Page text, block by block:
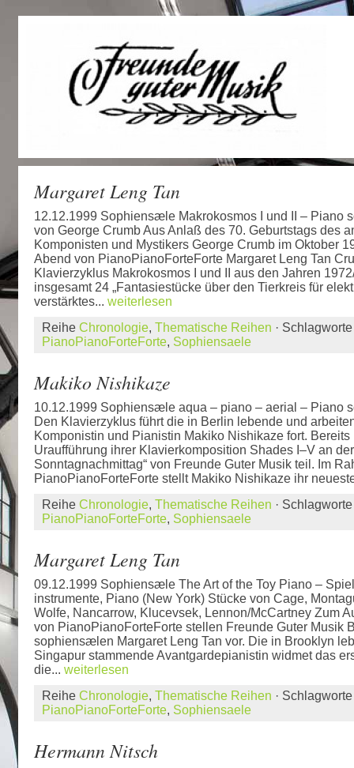
Margaret Leng Tan
12.12.1999 Sophiensæle Makrokosmos I und II – Piano
von George Crumb Aus Anlaß des 70. Geburtstags des
Komponisten und Mystikers George Crumb im Oktober
Abend von PianoPianoForteForte Margaret Leng Tan
Klavierzyklus Makrokosmos I und II aus den Jahren
insgesamt 24 „Fantasiestücke über den Tierkreis für
verstärktes... weiterlesen
Reihe Chronologie, Thematische Reihen ·
PianoPianoForteForte, Sophiensaele
Makiko Nishikaze
10.12.1999 Sophiensæle aqua – piano – aerial – Piano
Den Klavierzyklus führt die in Berlin lebende und
Komponistin und Pianistin Makiko Nishikaze fort.
Uraufführung ihrer Klavierkomposition Shades I–V an
Sonntagnachmittag“ von Freunde Guter Musik teil. Im
PianoPianoForteForte stellt Makiko Nishikaze ihr
Reihe Chronologie, Thematische Reihen ·
PianoPianoForteForte, Sophiensaele
Margaret Leng Tan
09.12.1999 Sophiensæle The Art of the Toy Piano –
instrumente, Piano (New York) Stücke von Cage,
Wolfe, Nancarrow, Klucevsek, Lennon/McCartney Zum
von PianoPianoForteForte stellen Freunde Guter Musik
sophiensælen Margaret Leng Tan vor. Die in Brooklyn
Singapur stammende Avantgardepianistin widmet das
die... weiterlesen
Reihe Chronologie, Thematische Reihen ·
PianoPianoForteForte, Sophiensaele
Hermann Nitsch